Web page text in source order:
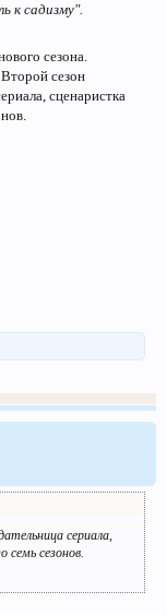
к садизму".
сезона.
сезон
сценаристка
сериала,
семь сезонов.